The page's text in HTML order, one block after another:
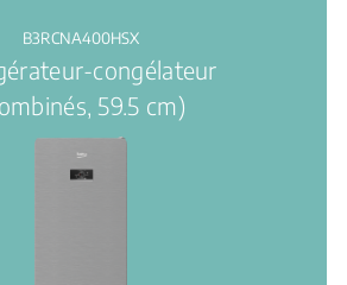
B3RCNA400HSX
congélateur
59.5 cm)